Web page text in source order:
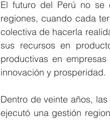
El futuro del Perú no se
regiones, cuando cada
colectiva de hacerla
sus recursos en
productivas en
innovación y prosperidad.
Dentro de veinte años,
ejecutó una gestión